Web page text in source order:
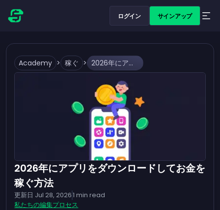
ログイン サインアップ
Academy > 稼ぐ > 2026年にアプリをダウンロードしてお金を稼ぐ方法
2026年にアプリをダウンロードしてお金を
稼ぐ方法
更新日 Jul 28, 20261 min read
私たちの編集プロセス